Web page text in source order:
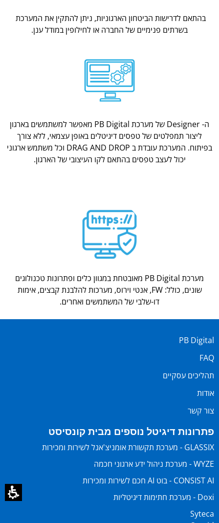
בהתאם לדרישות הביטחון הארגוניות, ניתן להתקין את המערכת
בשרתים פנימיים של החברה או לחילופין במודל ענן.
ה- Designer של מערכת PB Digital מאפשר למשתמשים בארגון
ליצור תמפלטים של טפסים דיגיטלים באופן עצמאי, ללא צורך
בפיתוח. המערכת עובדת ב DRAG AND DROP וכל משתמש ארגוני
יכול לעצב טפסים בהתאם לקו העיצובי של הארגון.
מערכת PB Digital מאובטחת במגוון כלים ופתרונות טכנולוגים
שונים, כולל: FW, אנטי וירוס, מערכות להלבנת קבצים, אימות
דו-שלבי של המשתמשים ואחרים.
PB Digital
FAQ
תהליכים עסקיים
אודות
צור קשר
פתרונות דיגיטל נוספים מבית קונסיסט
GLASSIX - מערכת תקשורת אומניצ'אנל לשירות ומכירות
WYZE - מערכת ניהול ידע ארגוני חכמה
CONSIST AI - בוט AI חכם לשירות ומכירות
Doxi - מערכת חתימות דיגיטליות
Syteca